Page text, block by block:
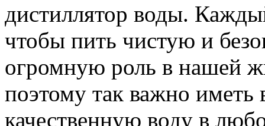
дистиллятор воды.
чтобы пить чистую и
огромную роль в нашей
поэтому так важно иметь
качественную воду в